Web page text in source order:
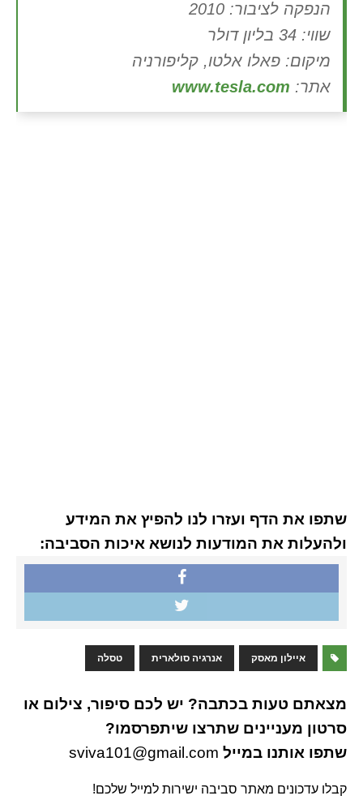
הנפקה לציבור: 2010
שווי: 34 בליון דולר
מיקום: פאלו אלטו, קליפורניה
אתר: www.tesla.com
שתפו את הדף ועזרו לנו להפיץ את המידע
ולהעלות את המודעות לנושא איכות הסביבה:
איילון מאסק אנרגיה סולארית טסלה
מצאתם טעות בכתבה? יש לכם סיפור, צילום או
סרטון מעניינים שתרצו שיתפרסמו?
שתפו אותנו במייל sviva101@gmail.com
קבלו עדכונים מאתר סביבה ישירות למייל שלכם!